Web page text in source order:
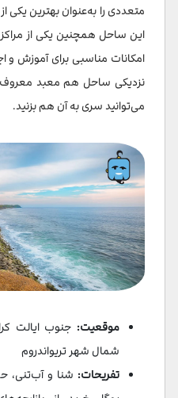
متعددی را به‌عنوان بهترین
این ساحل همچنین یکی از
امکانات مناسبی برای آموزش و
نزدیکی ساحل هم معبد معروف
می‌توانید سری به آن هم بزنید.
موقعیت:
شمال شهر تریواندروم
تفریحات: شنا و آب‌تنی،